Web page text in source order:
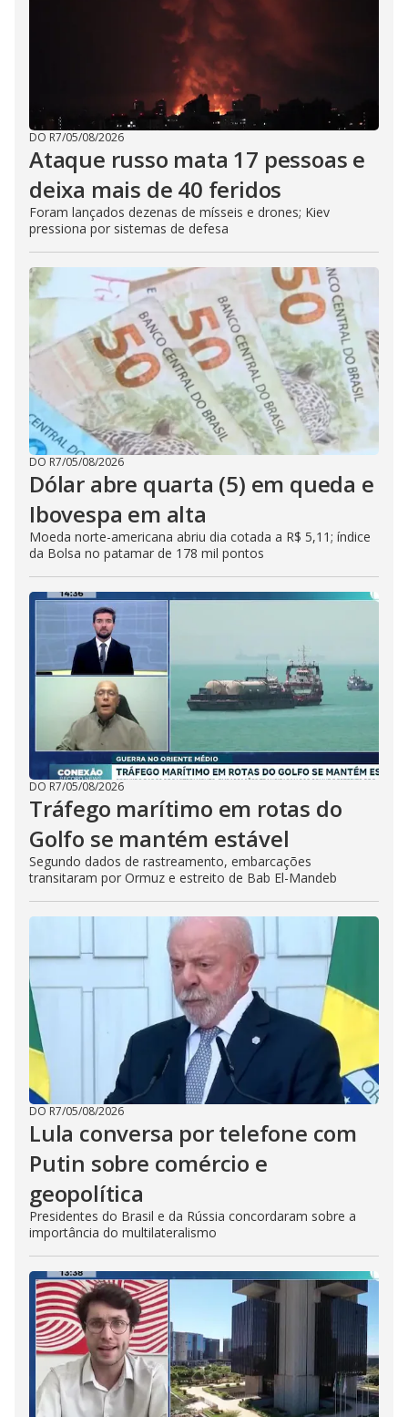
DO R7/05/08/2026
Ataque russo mata 17 pessoas e
deixa mais de 40 feridos
Foram lançados dezenas de mísseis e drones; Kiev
pressiona por sistemas de defesa
DO R7/05/08/2026
Dólar abre quarta (5) em queda e
Ibovespa em alta
Moeda norte-americana abriu dia cotada a R$ 5,11; índice
da Bolsa no patamar de 178 mil pontos
DO R7/05/08/2026
Tráfego marítimo em rotas do
Golfo se mantém estável
Segundo dados de rastreamento, embarcações
transitaram por Ormuz e estreito de Bab El-Mandeb
DO R7/05/08/2026
Lula conversa por telefone com
Putin sobre comércio e
geopolítica
Presidentes do Brasil e da Rússia concordaram sobre a
importância do multilateralismo